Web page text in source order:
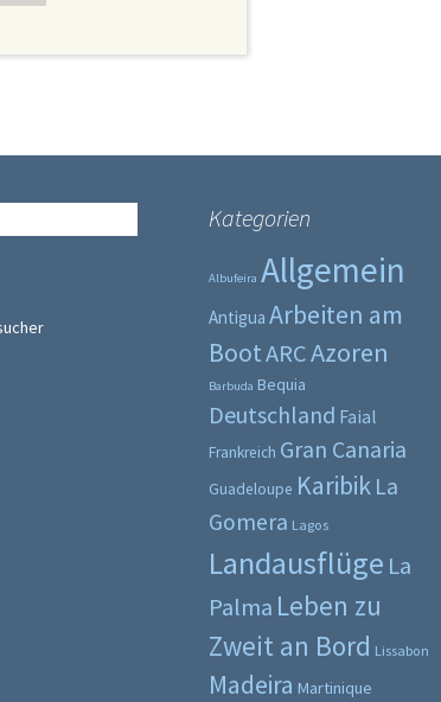
Kategorien
Albufeira Allgemein
Antigua Arbeiten am
BootARCAzoren
Barbuda Bequia
Deutschland Faial
Frankreich Gran Canaria
Guadeloupe Karibik La
Gomera Lagos
Landausflüge La
Palma Leben zu
Zweit an Bord Lissabon
Madeira Martinique